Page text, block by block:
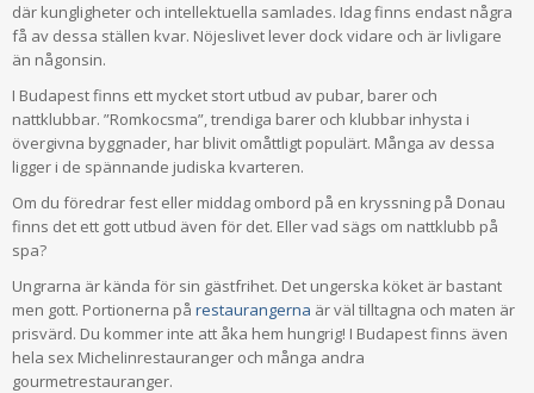
där kungligheter och intellektuella samlades. Idag finns endast några
få av dessa ställen kvar. Nöjeslivet lever dock vidare och är livligare
än någonsin.
I Budapest finns ett mycket stort utbud av pubar, barer och
nattklubbar. ”Romkocsma”, trendiga barer och klubbar inhysta i
övergivna byggnader, har blivit omåttligt populärt. Många av dessa
ligger i de spännande judiska kvarteren.
Om du föredrar fest eller middag ombord på en kryssning på Donau
finns det ett gott utbud även för det. Eller vad sägs om nattklubb på
spa?
Ungrarna är kända för sin gästfrihet. Det ungerska köket är bastant
men gott. Portionerna på restaurangerna är väl tilltagna och maten är
prisvärd. Du kommer inte att åka hem hungrig! I Budapest finns även
hela sex Michelinrestauranger och många andra
gourmetrestauranger.